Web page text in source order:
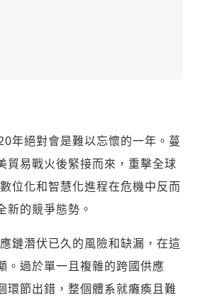
年絕對會是難以忘懷的一年。蔓
貿易戰火後緊接而來，重擊全球
位化和智慧化進程在危機中反而
新的競爭態勢。
鏈潛伏已久的風險和缺漏，在這
。過於單一且複雜的跨國供應
環節出錯，整個體系就癱瘓且難